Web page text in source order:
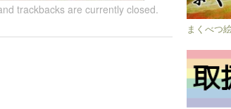
trackbacks are currently closed.
まくべつ